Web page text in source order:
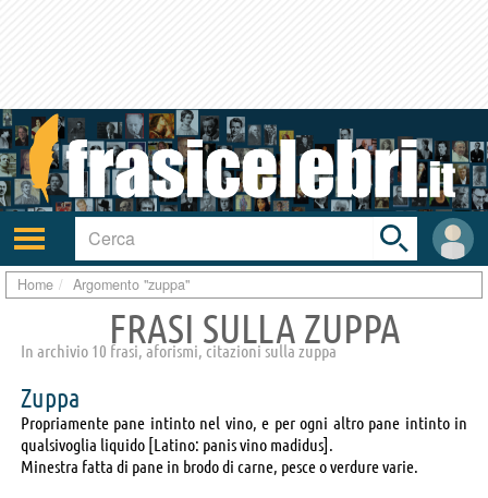
Attiva/disattiva
navigazione
User
area
Toggle
search
bar
Home Argomento "zuppa"
FRASI SULLA ZUPPA
In archivio 10 frasi, aforismi, citazioni sulla zuppa
Zuppa
Propriamente pane intinto nel vino, e per ogni altro pane intinto in
qualsivoglia liquido [Latino: panis vino madidus].
Minestra fatta di pane in brodo di carne, pesce o verdure varie.